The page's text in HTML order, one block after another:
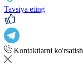
Tavsiya eting
Kontaktlarni ko'rsatish